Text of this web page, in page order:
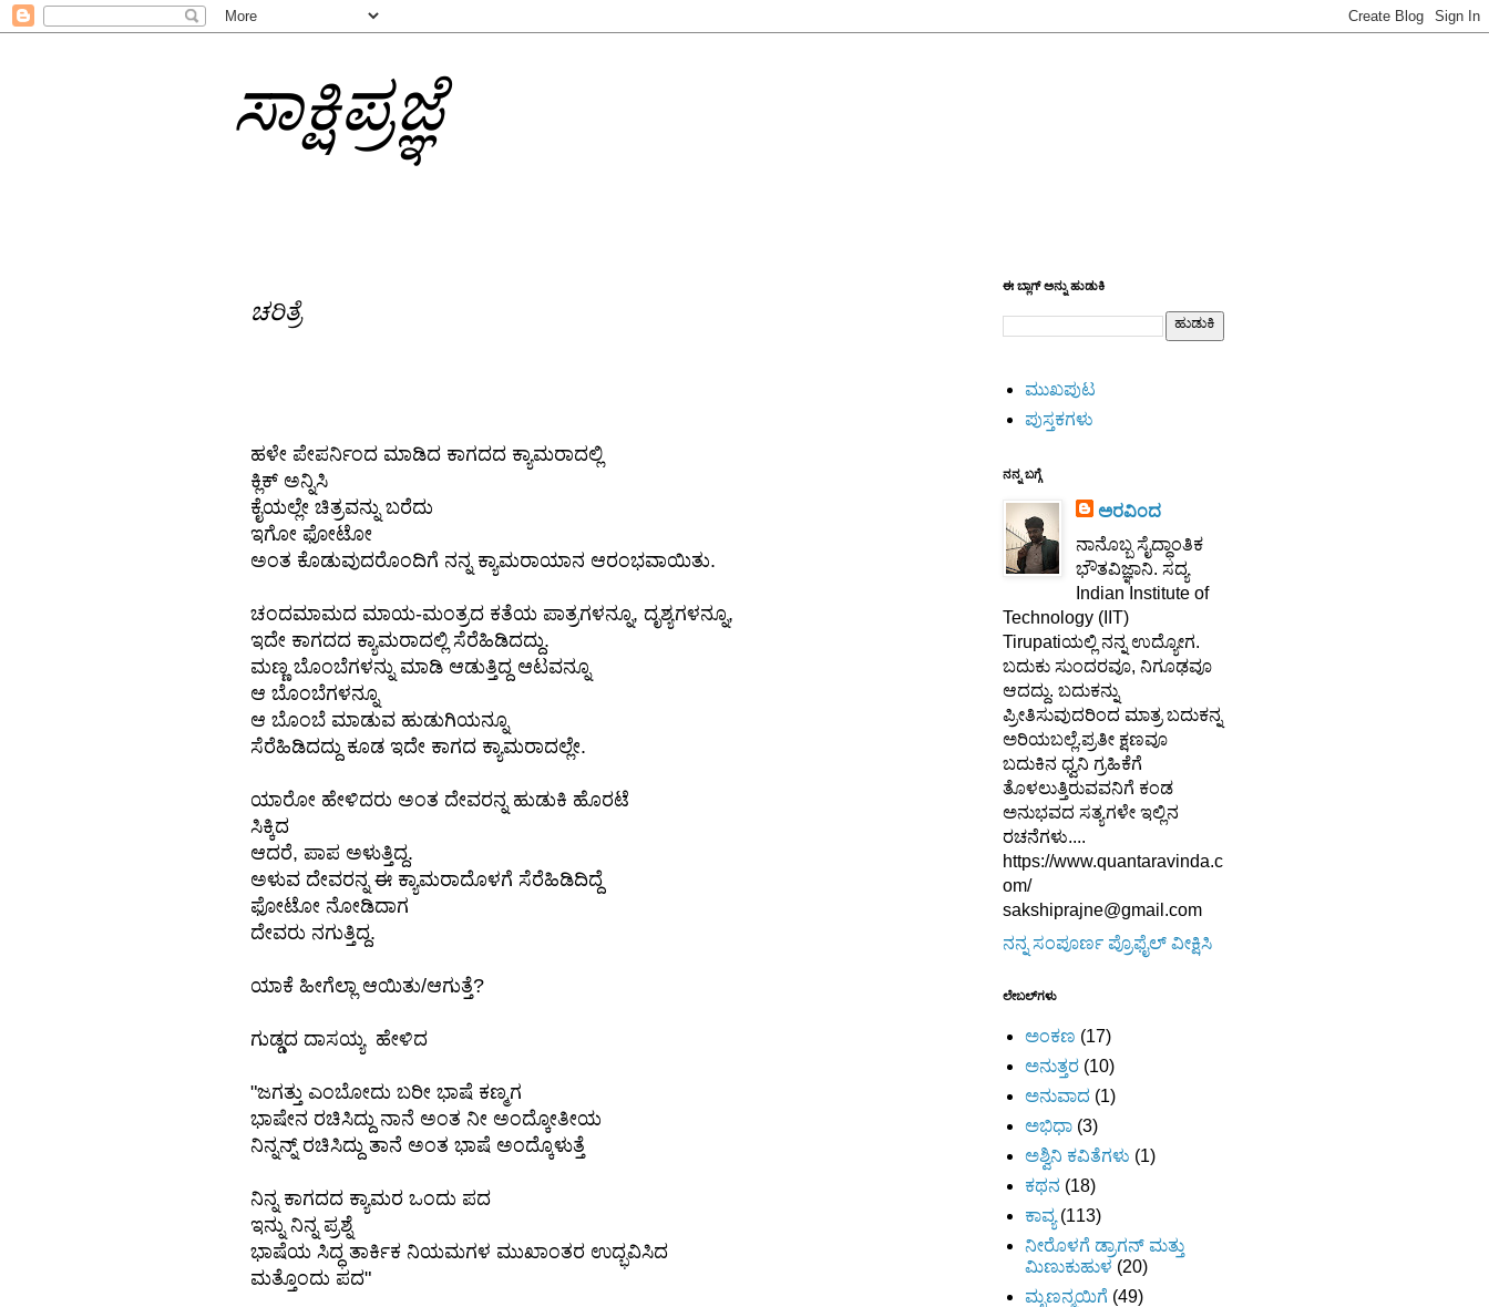
ಸಾಕ್ಷಿಪ್ರಜ್ಞೆ
ಚರಿತ್ರೆ
ಹಳೇ ಪೇಪರ್ನಿಂದ ಮಾಡಿದ ಕಾಗದದ ಕ್ಯಾಮರಾದಲ್ಲಿ
ಕ್ಲಿಕ್ ಅನ್ನಿಸಿ
ಕೈಯಲ್ಲೇ ಚಿತ್ರವನ್ನು ಬರೆದು
ಇಗೋ ಫೋಟೋ
ಅಂತ ಕೊಡುವುದರೊಂದಿಗೆ ನನ್ನ ಕ್ಯಾಮರಾಯಾನ ಆರಂಭವಾಯಿತು.
ಚಂದಮಾಮದ ಮಾಯ-ಮಂತ್ರದ ಕತೆಯ ಪಾತ್ರಗಳನ್ನೂ, ದೃಶ್ಯಗಳನ್ನೂ,
ಇದೇ ಕಾಗದದ ಕ್ಯಾಮರಾದಲ್ಲಿ ಸೆರೆಹಿಡಿದದ್ದು.
ಮಣ್ಣ ಬೊಂಬೆಗಳನ್ನು ಮಾಡಿ ಆಡುತ್ತಿದ್ದ ಆಟವನ್ನೂ
ಆ ಬೊಂಬೆಗಳನ್ನೂ
ಆ ಬೊಂಬೆ ಮಾಡುವ ಹುಡುಗಿಯನ್ನೂ
ಸೆರೆಹಿಡಿದದ್ದು ಕೂಡ ಇದೇ ಕಾಗದ ಕ್ಯಾಮರಾದಲ್ಲೇ.
ಯಾರೋ ಹೇಳಿದರು ಅಂತ ದೇವರನ್ನ ಹುಡುಕಿ ಹೊರಟೆ
ಸಿಕ್ಕಿದ
ಆದರೆ, ಪಾಪ ಅಳುತ್ತಿದ್ದ.
ಅಳುವ ದೇವರನ್ನ ಈ ಕ್ಯಾಮರಾದೊಳಗೆ ಸೆರೆಹಿಡಿದಿದ್ದೆ
ಫೋಟೋ ನೋಡಿದಾಗ
ದೇವರು ನಗುತ್ತಿದ್ದ.
ಯಾಕೆ ಹೀಗೆಲ್ಲಾ ಆಯಿತು/ಆಗುತ್ತೆ?
ಗುಡ್ಡದ ದಾಸಯ್ಯ ಹೇಳಿದ
"ಜಗತ್ತು ಎಂಬೋದು ಬರೀ ಭಾಷೆ ಕಣ್ಮಗ
ಭಾಷೇನ ರಚಿಸಿದ್ದು ನಾನೆ ಅಂತ ನೀ ಅಂದ್ಕೋತೀಯ
ನಿನ್ನನ್ನ್ ರಚಿಸಿದ್ದು ತಾನೆ ಅಂತ ಭಾಷೆ ಅಂದ್ಕೊಳುತ್ತೆ
ನಿನ್ನ ಕಾಗದದ ಕ್ಯಾಮರ ಒಂದು ಪದ
ಇನ್ನು ನಿನ್ನ ಪ್ರಶ್ನೆ
ಭಾಷೆಯ ಸಿದ್ಧ ತಾರ್ಕಿಕ ನಿಯಮಗಳ ಮುಖಾಂತರ ಉದ್ಭವಿಸಿದ
ಮತ್ತೊಂದು ಪದ"
ಈ ಬ್ಲಾಗ್ ಅನ್ನು ಹುಡುಕಿ
ಮುಖಪುಟ
ಪುಸ್ತಕಗಳು
ನನ್ನ ಬಗ್ಗೆ
ಅರವಿಂದ
ನಾನೊಬ್ಬ ಸೈದ್ಧಾಂತಿಕ
ಭೌತವಿಜ್ಞಾನಿ. ಸದ್ಯ
Indian Institute of
Technology (IIT)
Tirupatiಯಲ್ಲಿ ನನ್ನ ಉದ್ಯೋಗ.
ಬದುಕು ಸುಂದರವೂ, ನಿಗೂಢವೂ
ಆದದ್ದು. ಬದುಕನ್ನು
ಪ್ರೀತಿಸುವುದರಿಂದ ಮಾತ್ರ ಬದುಕನ್ನ
ಅರಿಯಬಲ್ಲೆ.ಪ್ರತೀ ಕ್ಷಣವೂ
ಬದುಕಿನ ಧ್ವನಿ ಗ್ರಹಿಕೆಗೆ
ತೊಳಲುತ್ತಿರುವವನಿಗೆ ಕಂಡ
ಅನುಭವದ ಸತ್ಯಗಳೇ ಇಲ್ಲಿನ
ರಚನೆಗಳು....
https://www.quantaravinda.c
om/
sakshiprajne@gmail.com
ನನ್ನ ಸಂಪೂರ್ಣ ಪ್ರೊಫೈಲ್ ವೀಕ್ಷಿಸಿ
ಲೇಬಲ್‌ಗಳು
ಅಂಕಣ (17)
ಅನುತ್ತರ (10)
ಅನುವಾದ (1)
ಅಭಿಧಾ (3)
ಅಶ್ವಿನಿ ಕವಿತೆಗಳು (1)
ಕಥನ (18)
ಕಾವ್ಯ (113)
ನೀರೊಳಗೆ ಡ್ರಾಗನ್ ಮತ್ತು
ಮಿಣುಕುಹುಳ (20)
ಮೃಣನ್ಮಯಿಗೆ (49)